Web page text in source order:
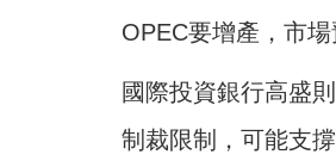
OPEC要增產，市場
國際投資銀行高盛
制裁限制，可能支